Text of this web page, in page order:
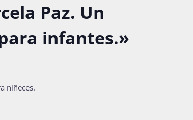
Paz. Un
infantes.»
niñeces.